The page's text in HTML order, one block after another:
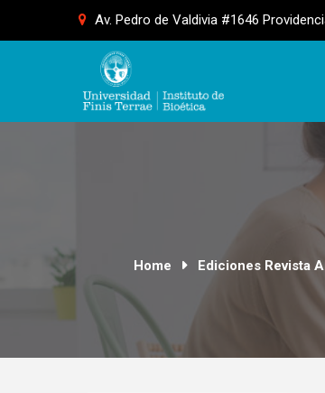
Av. Pedro de Valdivia #1646
Home Ediciones Revista